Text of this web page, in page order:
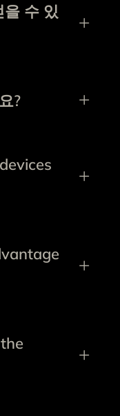
수 있
?